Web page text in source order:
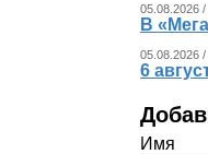
05.08.2026
В
05.08.2026
6
Имя